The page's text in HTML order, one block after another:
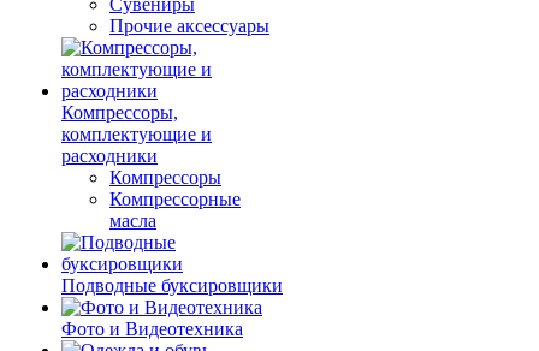
Сувениры
Прочие аксессуары
Компрессоры,
комплектующие и
расходники
Компрессоры
Компрессорные
масла
Подводные буксировщики
Фото и Видеотехника